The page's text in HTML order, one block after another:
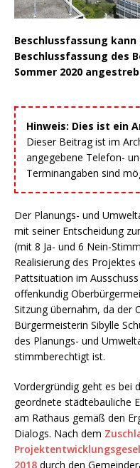
Beschlussfassung
Beschlussfassung des
Sommer 2020
Hinweis: Dies ist ein
Dieser Beitrag ist im
angegebene Telefon-
Terminangaben sind
Der Planungs- und
mit seiner Entscheidung
(mit 8 Ja- und 6 Nein-
Realisierung des
Pattsituation im
offenkundig
Sitzung übernahm, da der
Bürgermeisterin Sibylle
des Planungs- und
stimmberechtigt ist.
Vordergründig geht es bei
geordnete städtebauliche
am Rathaus gemäß den
Dialogs. Nach dem
2018 durch den